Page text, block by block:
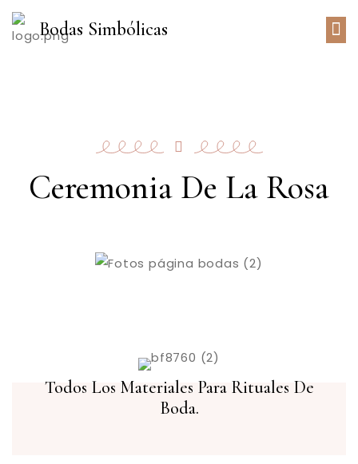
Bodas Simbólicas
Ceremonia De La Rosa
Todos Los Materiales Para Rituales De
Boda.